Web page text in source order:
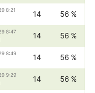
8:21
14 56 %
8:47
14 56 %
8:49
14 56 %
9:29
14 56 %